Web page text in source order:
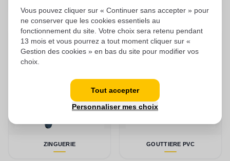
Vous pouvez cliquer sur « Continuer sans accepter » pour
ne conserver que les cookies essentiels au
fonctionnement du site. Votre choix sera retenu pendant
13 mois et vous pourrez a tout moment cliquer sur «
Gestion des cookies » en bas du site pour modifier vos
choix.
Tout accepter
Personnaliser mes choix
ZINGUERIE GOUTTIERE PVC